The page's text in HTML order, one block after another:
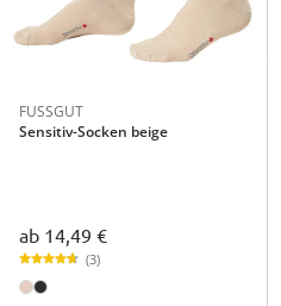
FUSSGUT
Sensitiv-Socken beige
ab 14,49 €
(3)